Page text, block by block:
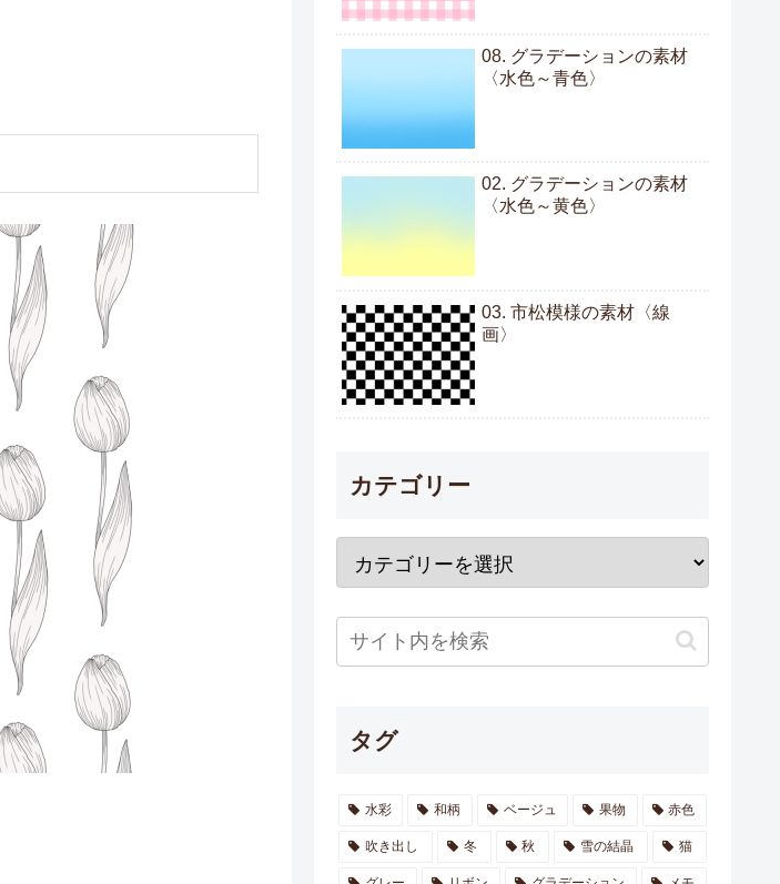
08. グラデーションの素材
〈水色～青色〉
02. グラデーションの素材
〈水色～黄色〉
03. 市松模様の素材〈線
画〉
カテゴリー
タグ
水彩 和柄 ベージュ 果物 赤色
吹き出し 冬 秋 雪の結晶 猫